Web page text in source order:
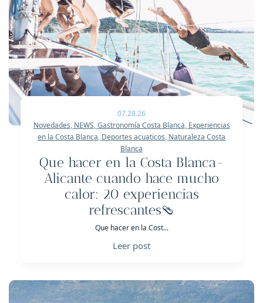
07.28.26
Novedades, NEWS,Gastronomía Costa Blanca, Experiencias
en la Costa Blanca, Deportes acuaticos, Naturaleza Costa
Blanca
Que hacer en la Costa Blanca-
Alicante cuando hace mucho
calor: 20 experiencias
refrescantes🩴
Que hacer en la Cost...
Leer post